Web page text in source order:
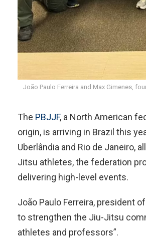
João Paulo Ferreira and Max Gimenes,
The PBJJF, a North American
origin, is arriving in Brazil this
Uberlândia and Rio de Janeiro,
Jitsu athletes, the federation
delivering high-level events.
João Paulo Ferreira, president
to strengthen the Jiu-Jitsu
athletes and professors”.